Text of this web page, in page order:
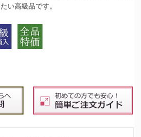
い高級品です。